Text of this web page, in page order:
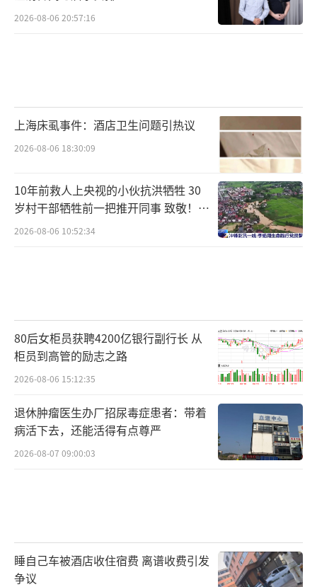
2026-08-06 20:57:16
上海床虱事件：酒店卫生问题引热议
2026-08-06 18:30:09
10年前救人上央视的小伙抗洪牺牲 30
岁村干部牺牲前一把推开同事 致敬！送
别！
2026-08-06 10:52:34
80后女柜员获聘4200亿银行副行长 从
柜员到高管的励志之路
2026-08-06 15:12:35
退休肿瘤医生办厂招尿毒症患者：带着
病活下去，还能活得有点尊严
2026-08-07 09:00:03
睡自己车被酒店收住宿费 离谱收费引发
争议